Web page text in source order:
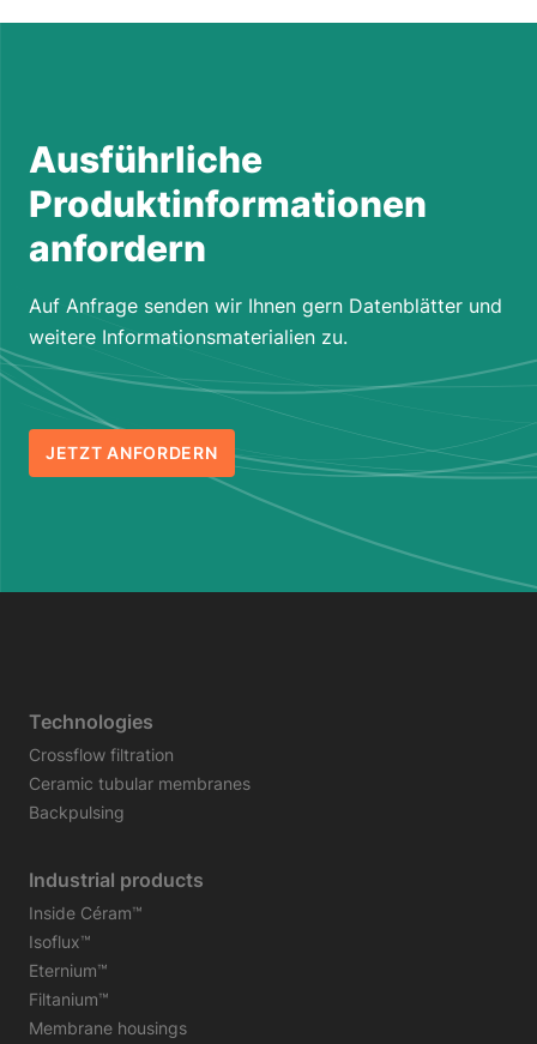
Ausführliche
Produktinformationen
anfordern
Auf Anfrage senden wir Ihnen gern Datenblätter und
weitere Informationsmaterialien zu.
JETZT ANFORDERN
Technologies
Crossflow filtration
Ceramic tubular membranes
Backpulsing
Industrial products
Inside Céram™
Isoflux™
Eternium™
Filtanium™
Membrane housings